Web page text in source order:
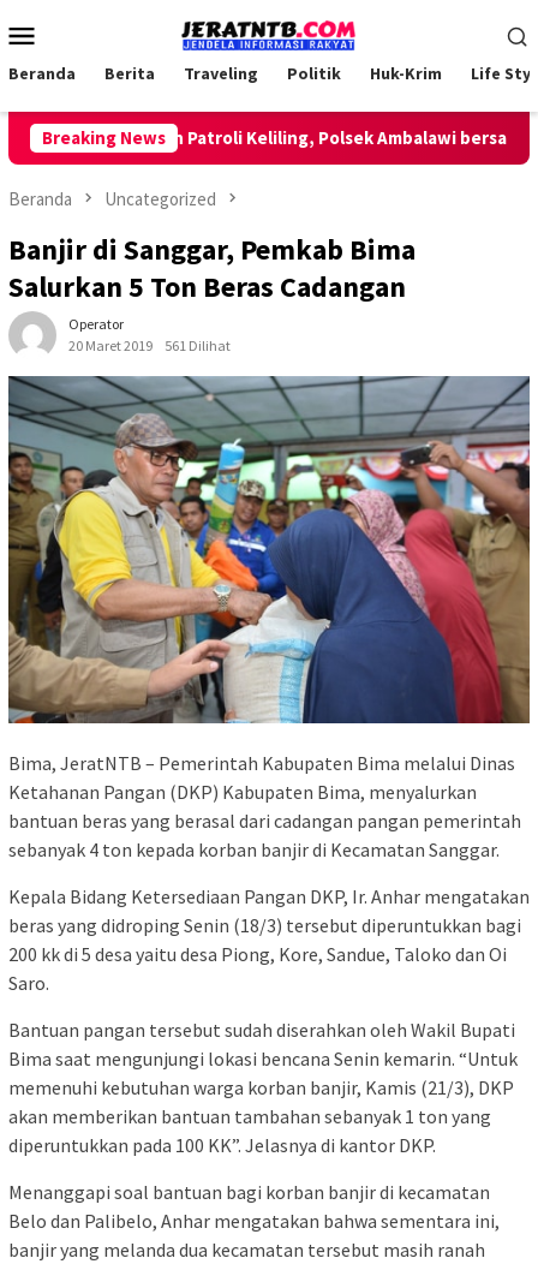
ke
Mobile
Beranda Berita Traveling Politik Huk-Krim Life
Breaking News
Lakukan Patroli Keliling, Polsek Ambalawi bersama TNI
Beranda Uncategorized
Banjir di Sanggar, Pemkab Bima
Salurkan 5 Ton Beras Cadangan
Operator
20 Maret 2019
561 Dilihat
Bima, JeratNTB – Pemerintah Kabupaten Bima melalui Dinas
Ketahanan Pangan (DKP) Kabupaten Bima, menyalurkan
bantuan beras yang berasal dari cadangan pangan pemerintah
sebanyak 4 ton kepada korban banjir di Kecamatan Sanggar.
Kepala Bidang Ketersediaan Pangan DKP, Ir. Anhar mengatakan
beras yang didroping Senin (18/3) tersebut diperuntukkan bagi
200 kk di 5 desa yaitu desa Piong, Kore, Sandue, Taloko dan Oi
Saro.
Bantuan pangan tersebut sudah diserahkan oleh Wakil Bupati
Bima saat mengunjungi lokasi bencana Senin kemarin. “Untuk
memenuhi kebutuhan warga korban banjir, Kamis (21/3), DKP
akan memberikan bantuan tambahan sebanyak 1 ton yang
diperuntukkan pada 100 KK”. Jelasnya di kantor DKP.
Menanggapi soal bantuan bagi korban banjir di kecamatan
Belo dan Palibelo, Anhar mengatakan bahwa sementara ini,
banjir yang melanda dua kecamatan tersebut masih ranah